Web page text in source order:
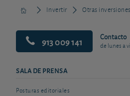
Invertir Otras inversiones
913 009 141 Contacto
de lunes a
SALA DE PRENSA
Posturas editoriales